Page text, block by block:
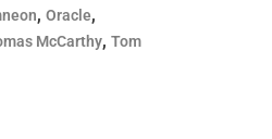
,Oracle,
McCarthy,Tom